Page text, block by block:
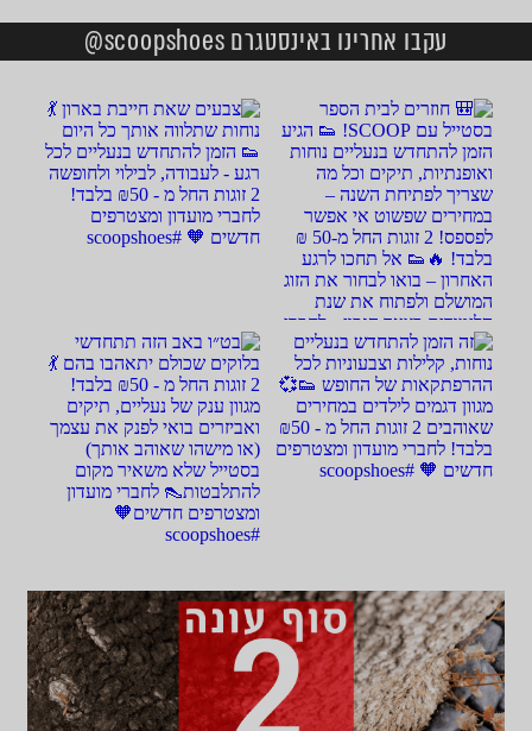
עקבו אחרינו באינסטגרם scoopshoes@